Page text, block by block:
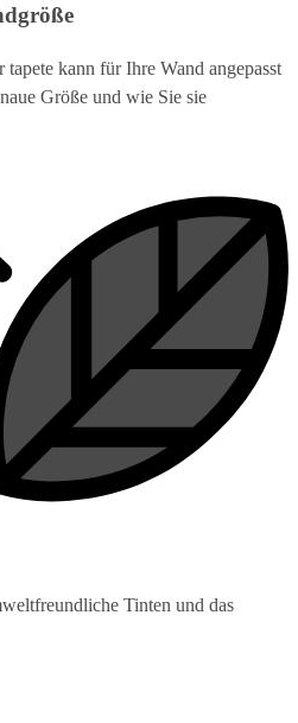
kann für Ihre Wand angepasst
Größe und wie Sie sie
Tinten und das